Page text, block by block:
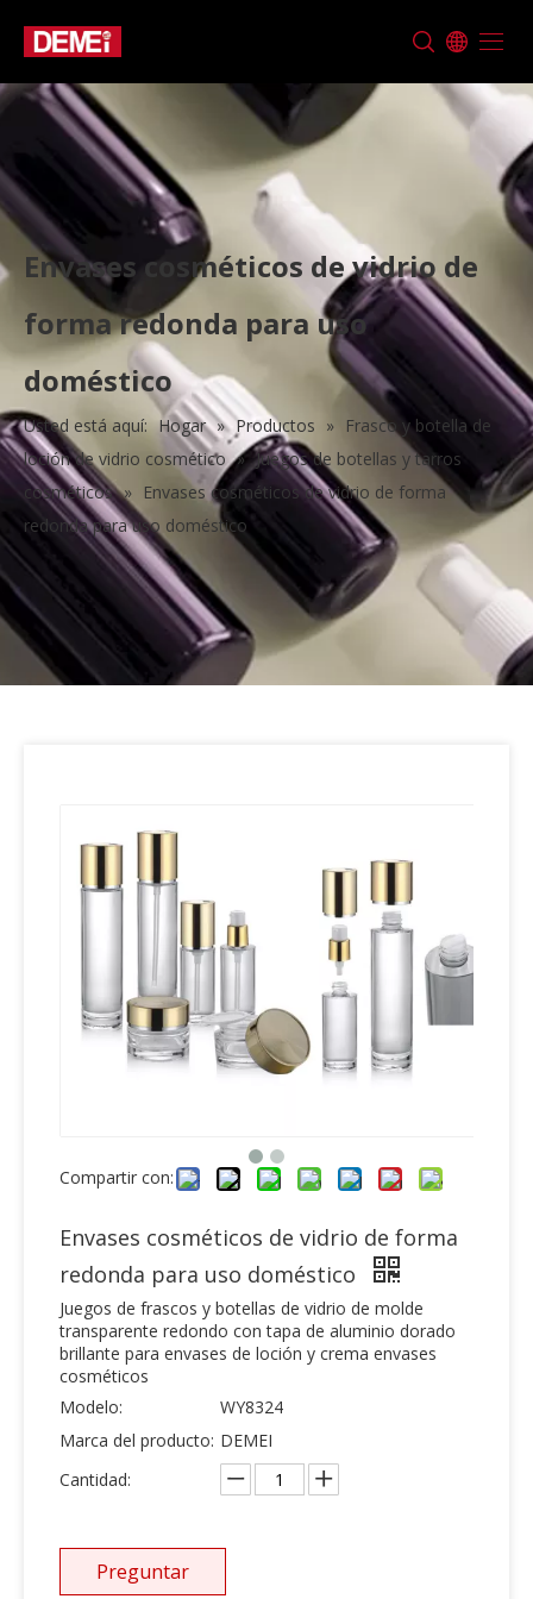
Envases cosméticos de vidrio de
forma redonda para uso
doméstico
Usted está aquí: Hogar » Productos » Frasco y botella de
loción de vidrio cosmético » Juegos de botellas y tarros
cosméticos » Envases cosméticos de vidrio de forma
redonda para uso doméstico
Compartir con:
Envases cosméticos de vidrio de forma
redonda para uso doméstico
Juegos de frascos y botellas de vidrio de molde
transparente redondo con tapa de aluminio dorado
brillante para envases de loción y crema envases
cosméticos
Modelo:
WY8324
Marca del producto: DEMEI
Cantidad:
Preguntar